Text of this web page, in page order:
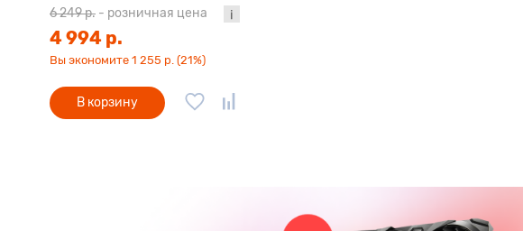
6 249 р. - розничная цена
4 994 р.
Вы экономите 1 255 р. (21%)
В корзину